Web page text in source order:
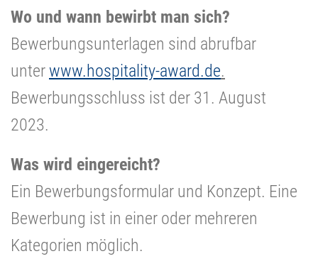
Wo und wann bewirbt man sich?
Bewerbungsunterlagen sind abrufbar
unter www.hospitality-award.de.
Bewerbungsschluss ist der 31. August
2023.
Was wird eingereicht?
Ein Bewerbungsformular und Konzept. Eine
Bewerbung ist in einer oder mehreren
Kategorien möglich.